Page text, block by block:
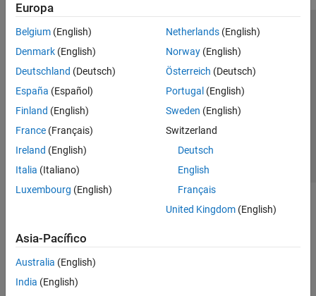
Europa
Belgium (English)
Denmark (English)
Deutschland (Deutsch)
España (Español)
Finland (English)
France (Français)
Ireland (English)
Italia (Italiano)
Luxembourg (English)
Netherlands(English)
Norway(English)
Österreich (Deutsch)
Portugal (English)
Sweden (English)
Switzerland
Deutsch
English
Français
United Kingdom(English)
Asia-Pacífico
Australia (English)
India (English)
Centro de confianza
Marcas comerciales
Política de privacidad
Antipiratería
Estado de las aplicaciones
Información de contacto
© 1994-2026 The MathWorks, Inc.